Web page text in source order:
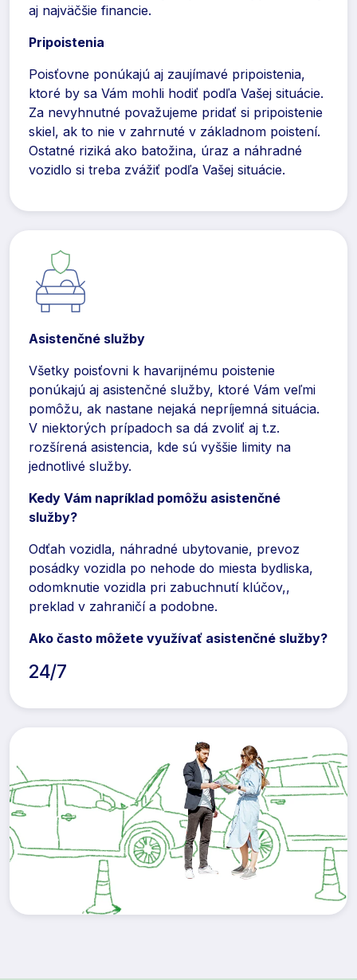
aj najväčšie financie.
Pripoistenia
Poisťovne ponúkajú aj zaujímavé pripoistenia,
ktoré by sa Vám mohli hodiť podľa Vašej situácie.
Za nevyhnutné považujeme pridať si pripoistenie
skiel, ak to nie v zahrnuté v základnom poistení.
Ostatné riziká ako batožina, úraz a náhradné
vozidlo si treba zvážiť podľa Vašej situácie.
Asistenčné služby
Všetky poisťovni k havarijnému poistenie
ponúkajú aj asistenčné služby, ktoré Vám veľmi
pomôžu, ak nastane nejaká nepríjemná situácia.
V niektorých prípadoch sa dá zvoliť aj t.z.
rozšírená asistencia, kde sú vyššie limity na
jednotlivé služby.
Kedy Vám napríklad pomôžu asistenčné
služby?
Odťah vozidla, náhradné ubytovanie, prevoz
posádky vozidla po nehode do miesta bydliska,
odomknutie vozidla pri zabuchnutí klúčov,,
preklad v zahraničí a podobne.
Ako často môžete využívať asistenčné služby?
24/7